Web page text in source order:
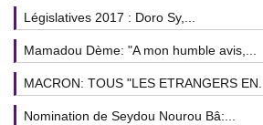
Législatives 2017 : Doro Sy,...
Mamadou Dème: "A mon humble avis,...
MACRON: TOUS "LES ETRANGERS EN...
Nomination de Seydou Nourou Bâ:...